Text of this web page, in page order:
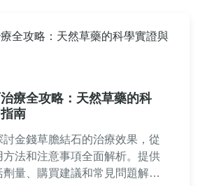
療全攻略：天然草藥的科
南
金錢草膽結石的治療效果，從
法和注意事項全面解析。提供
量、購買建議和常見問題解